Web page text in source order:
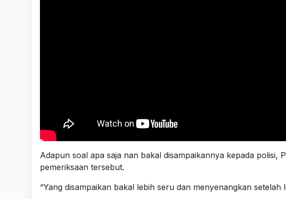
Adapun soal apa saja nan bakal disampaikannya kepada polisi,
pemeriksaan tersebut.
“Yang disampaikan bakal lebih seru dan menyenangkan